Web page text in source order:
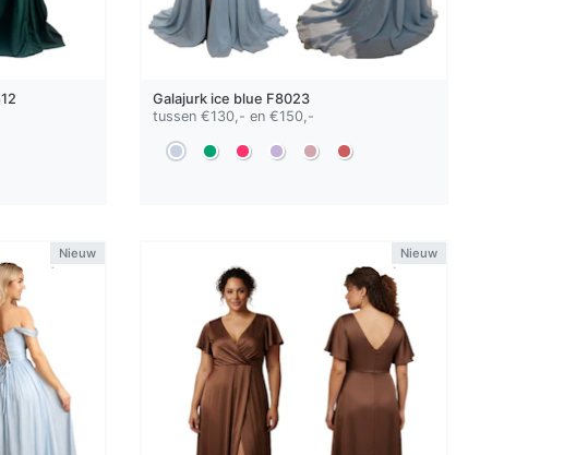
Galajurk ice blue F8023
tussen €130,- en €150,-
Nieuw Nieuw